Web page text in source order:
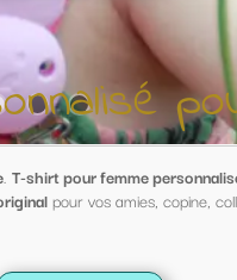
des sweat pour femme.